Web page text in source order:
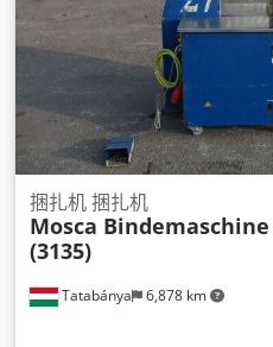
Tatabánya 6,878 km
捆扎机 捆扎机
Mosca Bindemaschine
(3135)